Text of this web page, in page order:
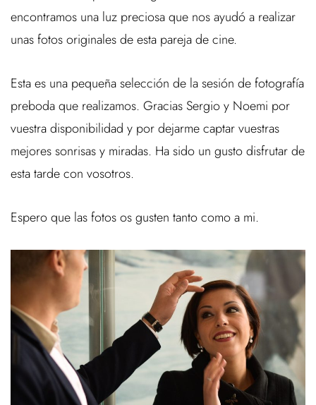
encontramos una luz preciosa que nos ayudó a realizar
unas fotos originales de esta pareja de cine.
Esta es una pequeña selección de la sesión de fotografía
preboda que realizamos. Gracias Sergio y Noemi por
vuestra disponibilidad y por dejarme captar vuestras
mejores sonrisas y miradas. Ha sido un gusto disfrutar de
esta tarde con vosotros.
Espero que las fotos os gusten tanto como a mi.